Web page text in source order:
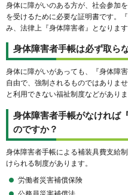
身体に障がいのある方が、社会参加
を受けるために必要な証明書です。
み、法律上『身体障害者』となります
身体障害者手帳は必ず取ら
身体に障がいがあっても、『身体障
自由で、強制されるものではありま
と利用できない福祉制度などがあり
身体障害者手帳がなければ
のですか？
身体障害者手帳による補装具費支給
けられる制度があります。
労働者災害補償保険